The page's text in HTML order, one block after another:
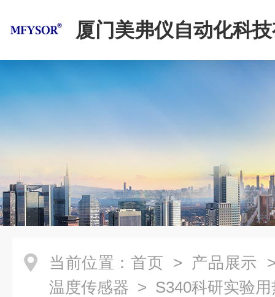
厦门美弗仪自动化科
司
当前位置： 首页 > 产品展示
温度传感器 > S340科研实验